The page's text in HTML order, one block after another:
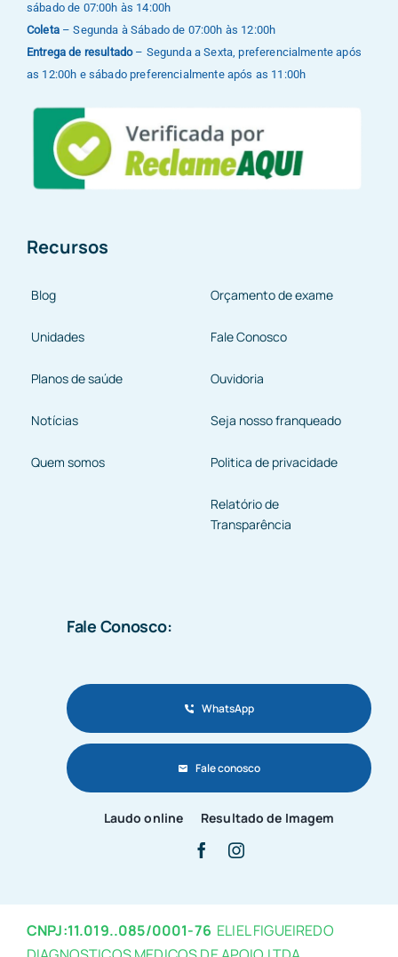
sábado de 07:00h às 14:00h
Coleta– Segunda à Sábado de 07:00h às 12:00h
Entrega de resultado– Segunda a Sexta, preferencialmente após
as 12:00h e sábado preferencialmente após as 11:00h
Recursos
Blog
Unidades
Planos de saúde
Notícias
Quem somos
Orçamento de exame
Fale Conosco
Ouvidoria
Seja nosso franqueado
Politica de privacidade
Relatório de
Transparência
Fale Conosco:
WhatsApp
Fale conosco
Laudo online Resultado de Imagem
CNPJ:11.019..085/0001-76 ELIEL FIGUEIREDO